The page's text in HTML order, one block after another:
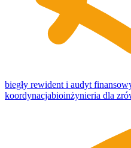
biegły rewident i audyt
koordynacjabioinżynieria dla